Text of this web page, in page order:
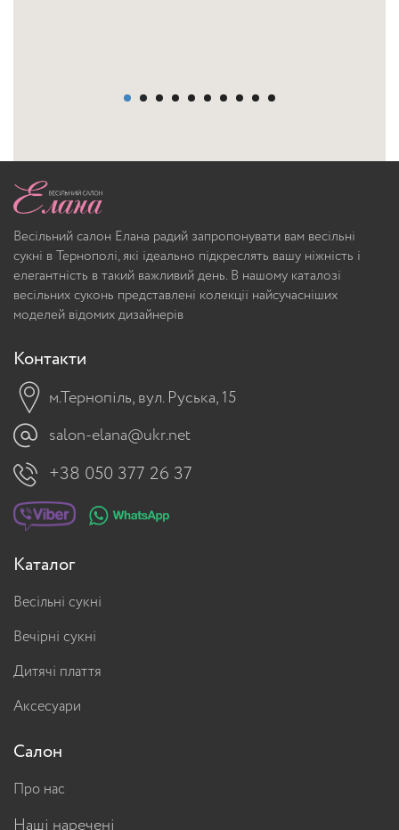
Весільний салон Елана радий запропонувати вам весільні
сукні в Тернополі, які ідеально підкреслять вашу ніжність і
елегантність в такий важливий день. В нашому каталозі
весільних суконь представлені колекції найсучасніших
моделей відомих дизайнерів
Контакти
м.Тернопіль, вул. Руська, 15
salon-elana@ukr.net
+38 050 377 26 37
Каталог
Весільні сукні
Вечірні сукні
Дитячі плаття
Аксесуари
Салон
Про нас
Наші наречені